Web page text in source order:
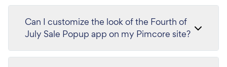
Can I customize the look of the Fourth of
July Sale Popup app on my Pimcore site?